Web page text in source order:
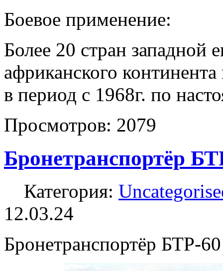
Боевое применение:
Более 20 стран западной
африканского континента
в период с 1968г. по
Просмотров: 2079
Бронетранспортёр
Категория:
12.03.24
Бронетранспортёр БТР-60